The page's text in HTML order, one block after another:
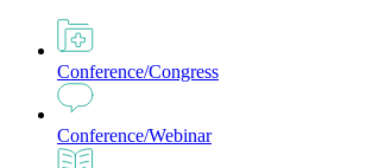
Conference/Congress
Conference/Webinar